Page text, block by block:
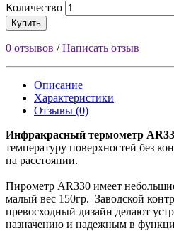
Количество
Купить
0 отзывов /Написать отзыв
Описание
Характеристики
Отзывы (0)
Инфракрасный термометр
температуру поверхностей без
на расстоянии.
Пирометр AR330 имеет
малый вес 150гр. Заводской
превосходный дизайн делают
назначению и надежным в